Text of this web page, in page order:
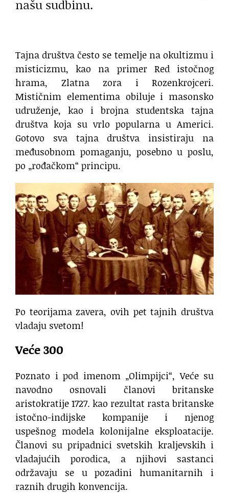
našu sudbinu.
Tajna društva često se temelje na okultizmu i
misticizmu, kao na primer Red istočnog
hrama, Zlatna zora i Rozenkrojceri.
Mističnim elementima obiluje i masonsko
udruženje, kao i brojna studentska tajna
društva koja su vrlo popularna u Americi.
Gotovo sva tajna društva insistiraju na
međusobnom pomaganju, posebno u poslu,
po „rođačkom“ principu.
Po teorijama zavera, ovih pet tajnih društva
vladaju svetom!
Veće 300
Poznato i pod imenom „Olimpijci“, Veće su
navodno osnovali članovi britanske
aristokratije 1727. kao rezultat rasta britanske
istočno-indijske kompanije i njenog
uspešnog modela kolonijalne eksploatacije.
Članovi su pripadnici svetskih kraljevskih i
vladajućih porodica, a njihovi sastanci
održavaju se u pozadini humanitarnih i
raznih drugih konvencija.